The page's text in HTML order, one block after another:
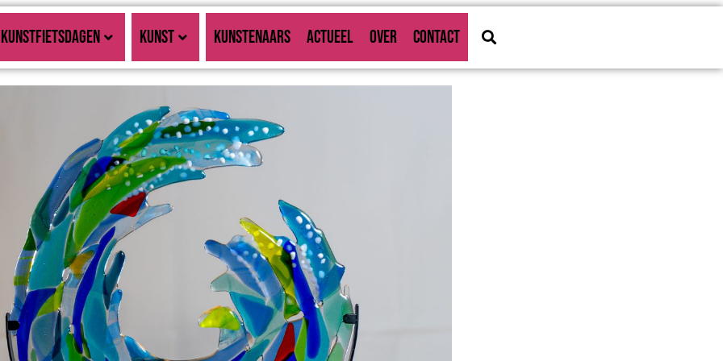
KUNSTFIETSDAGEN KUNST KUNSTENAARS ACTUEEL OVER CONTACT